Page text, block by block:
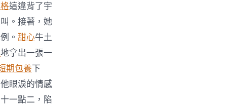
這違背了宇
。接著，她
。 甜心牛土
地拿出一張一
期包養下
眼淚的情感
一點二，陷